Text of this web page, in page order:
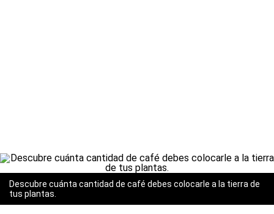
Descubre cuánta cantidad de café debes colocarle a la tierra de
tus plantas.